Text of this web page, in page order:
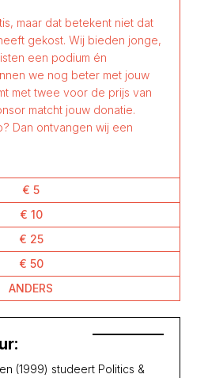
maar dat betekent niet dat
gekost. Wij bieden jonge,
een podium én
we nog beter met jouw
met twee voor de prijs van
matcht jouw donatie.
Dan ontvangen wij een
€ 5
€ 10
€ 25
€ 50
ANDERS
(1999) studeert Politics &